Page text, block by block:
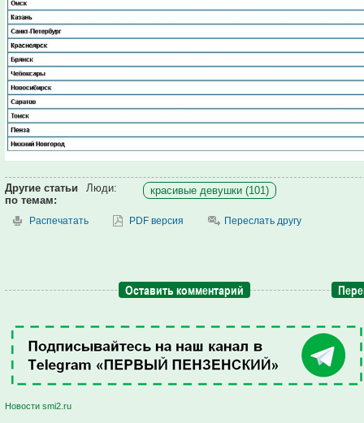
Другие статьи
по темам:
Люди: красивые девушки (101)
Распечатать PDF версия Переслать другу
Оставить комментарий
Новости smi2.ru